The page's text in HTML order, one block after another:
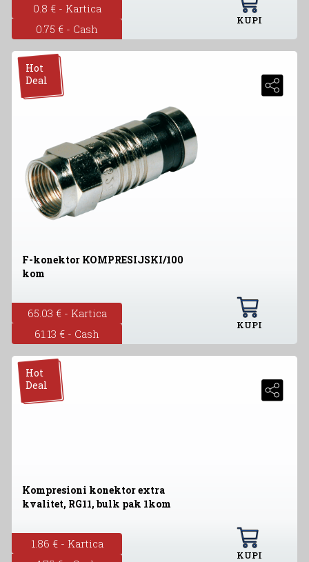
0.8 € - Kartica
0.75 € - Cash
KUPI
Hot
Deal
F-konektor KOMPRESIJSKI/100
kom
65.03 € - Kartica
61.13 € - Cash
KUPI
Hot
Deal
Kompresioni konektor extra
kvalitet, RG11, bulk pak 1kom
1.86 € - Kartica
KUPI